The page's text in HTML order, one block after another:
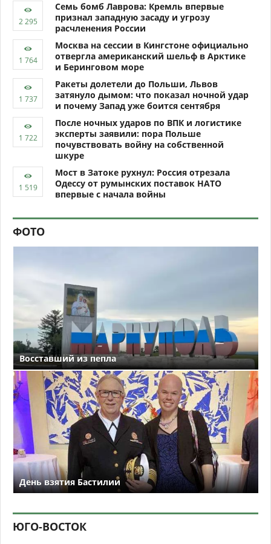
Семь бомб Лаврова: Кремль впервые
признал западную засаду и угрозу
расчленения России
Москва на сессии в Кингстоне официально
отвергла американский шельф в Арктике
и Беринговом море
Ракеты долетели до Польши, Львов
затянуло дымом: что показал ночной удар
и почему Запад уже боится сентября
После ночных ударов по ВПК и логистике
эксперты заявили: пора Польше
почувствовать войну на собственной
шкуре
Мост в Затоке рухнул: Россия отрезала
Одессу от румынских поставок НАТО
впервые с начала войны
ФОТО
Восставший из пепла
День взятия Бастилии
ЮГО-ВОСТОК